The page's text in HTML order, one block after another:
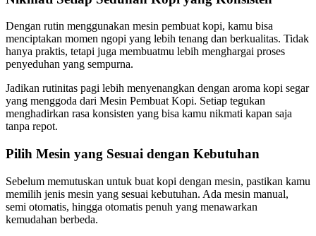
Dengan rutin menggunakan mesin pembuat kopi, kamu bisa
menciptakan momen ngopi yang lebih tenang dan berkualitas. Tidak
hanya praktis, tetapi juga membuatmu lebih menghargai proses
penyeduhan yang sempurna.
Jadikan rutinitas pagi lebih menyenangkan dengan aroma kopi segar
yang menggoda dari Mesin Pembuat Kopi. Setiap tegukan
menghadirkan rasa konsisten yang bisa kamu nikmati kapan saja
tanpa repot.
Pilih Mesin yang Sesuai dengan Kebutuhan
Sebelum memutuskan untuk buat kopi dengan mesin, pastikan kamu
memilih jenis mesin yang sesuai kebutuhan. Ada mesin manual,
semi otomatis, hingga otomatis penuh yang menawarkan
kemudahan berbeda.